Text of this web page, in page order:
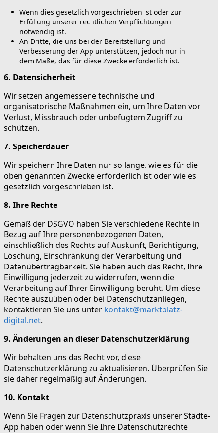
Wenn dies gesetzlich vorgeschrieben ist oder zur
Erfüllung unserer rechtlichen Verpflichtungen
notwendig ist.
An Dritte, die uns bei der Bereitstellung und
Verbesserung der App unterstützen, jedoch nur in
dem Maße, das für diese Zwecke erforderlich ist.
6. Datensicherheit
Wir setzen angemessene technische und
organisatorische Maßnahmen ein, um Ihre Daten vor
Verlust, Missbrauch oder unbefugtem Zugriff zu
schützen.
7. Speicherdauer
Wir speichern Ihre Daten nur so lange, wie es für die
oben genannten Zwecke erforderlich ist oder wie es
gesetzlich vorgeschrieben ist.
8. Ihre Rechte
Gemäß der DSGVO haben Sie verschiedene Rechte in
Bezug auf Ihre personenbezogenen Daten,
einschließlich des Rechts auf Auskunft, Berichtigung,
Löschung, Einschränkung der Verarbeitung und
Datenübertragbarkeit. Sie haben auch das Recht, Ihre
Einwilligung jederzeit zu widerrufen, wenn die
Verarbeitung auf Ihrer Einwilligung beruht. Um diese
Rechte auszuüben oder bei Datenschutzanliegen,
kontaktieren Sie uns unter kontakt@marktplatz-
digital.net.
9. Änderungen an dieser Datenschutzerklärung
Wir behalten uns das Recht vor, diese
Datenschutzerklärung zu aktualisieren. Überprüfen Sie
sie daher regelmäßig auf Änderungen.
10. Kontakt
Wenn Sie Fragen zur Datenschutzpraxis unserer Städte-
App haben oder wenn Sie Ihre Datenschutzrechte